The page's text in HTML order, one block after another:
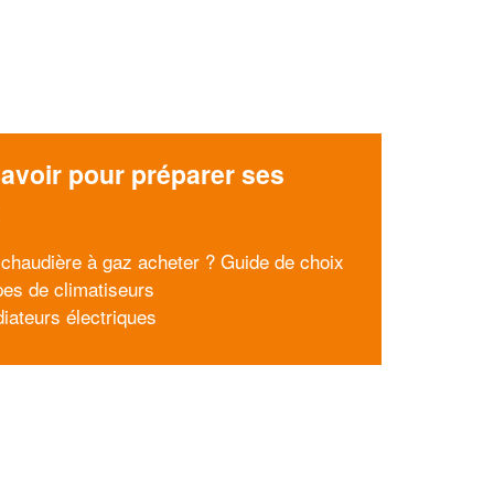
pour préparer ses
à gaz acheter ? Guide de choix
de climatiseurs
électriques